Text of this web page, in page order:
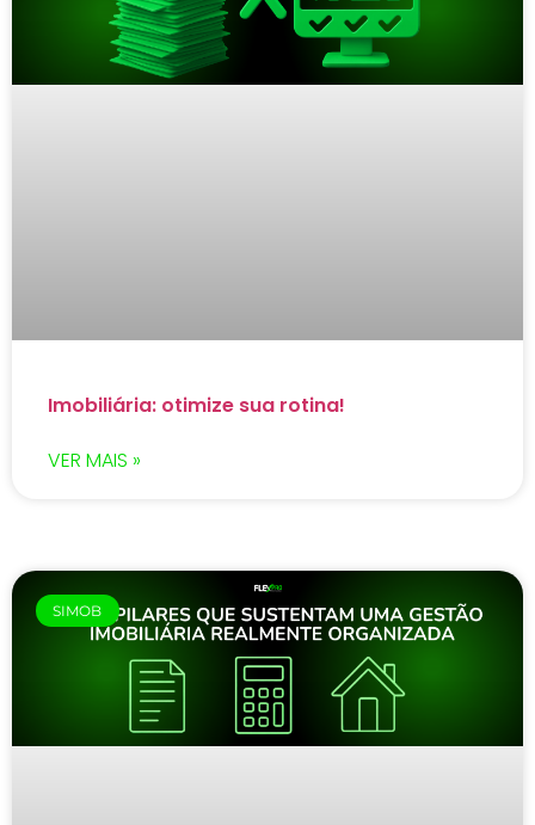
Imobiliária: otimize sua rotina!
VER MAIS »
SIMOB